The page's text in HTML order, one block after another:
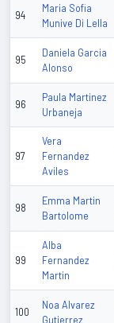
94
Maria Sofia
Munive Di Lella
95
Daniela Garcia
Alonso
96
Paula Martinez
Urbaneja
97
Vera
Fernandez
Aviles
98
Emma Martin
Bartolome
99
Alba
Fernandez
Martin
100
Noa Alvarez
Gutierrez